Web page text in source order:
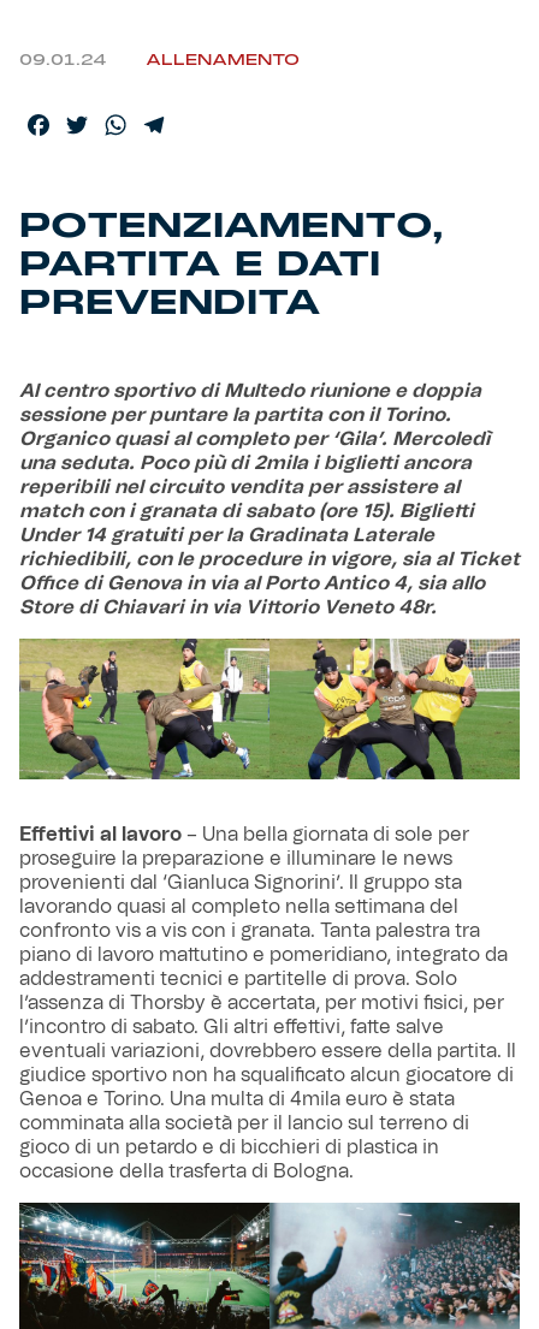
09.01.24 ALLENAMENTO
Facebook
TwitterWhatsApp
POTENZIAMENTO,
PARTITA E DATI
PREVENDITA
Al centro sportivo di Multedo riunione e doppia
sessione per puntare la partita con il Torino.
Organico quasi al completo per ‘Gila’. Mercoledì
una seduta. Poco più di 2mila i biglietti ancora
reperibili nel circuito vendita per assistere al
match con i granata di sabato (ore 15). Biglietti
Under 14 gratuiti per la Gradinata Laterale
richiedibili, con le procedure in vigore, sia al Ticket
Office di Genova in via al Porto Antico 4, sia allo
Store di Chiavari in via Vittorio Veneto 48r.
Effettivi al lavoro – Una bella giornata di sole per
proseguire la preparazione e illuminare le news
provenienti dal ‘Gianluca Signorini’. Il gruppo sta
lavorando quasi al completo nella settimana del
confronto vis a vis con i granata. Tanta palestra tra
piano di lavoro mattutino e pomeridiano, integrato da
addestramenti tecnici e partitelle di prova. Solo
l’assenza di Thorsby è accertata, per motivi fisici, per
l’incontro di sabato. Gli altri effettivi, fatte salve
eventuali variazioni, dovrebbero essere della partita. Il
giudice sportivo non ha squalificato alcun giocatore di
Genoa e Torino. Una multa di 4mila euro è stata
comminata alla società per il lancio sul terreno di
gioco di un petardo e di bicchieri di plastica in
occasione della trasferta di Bologna.